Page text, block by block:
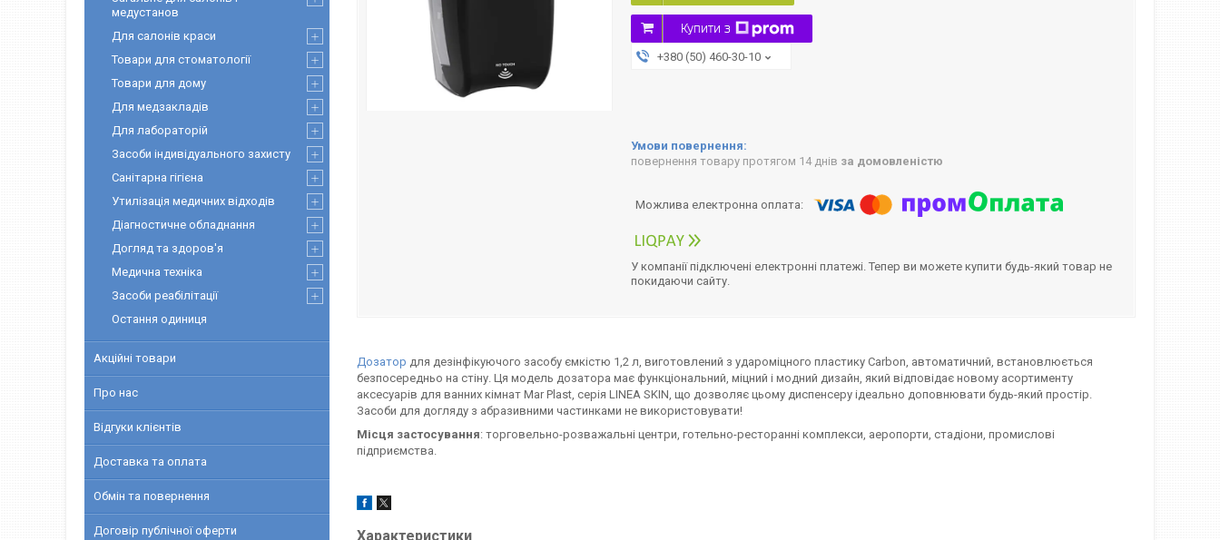
Купити з
+380 (50) 460-30-10
повернення товару протягом 14 днів за домовленістю
У компанії підключені електронні платежі. Тепер ви можете купити будь-який товар не
покидаючи сайту.
Дозатор для дезінфікуючого засобу ємкістю 1,2 л, виготовлений з удароміцного пластику Carbon, автоматичний, встановлюється
безпосередньо на стіну. Ця модель дозатора має функціональний, міцний і модний дизайн, який відповідає новому асортименту
аксесуарів для ванних кімнат Mar Plast, серія LINEA SKIN, що дозволяє цьому диспенсеру ідеально доповнювати будь-який простір.
Засоби для догляду з абразивними частинками не використовувати!
Місця застосування: торговельно-розважальні центри, готельно-ресторанні комплекси, аеропорти, стадіони, промислові
підприємства.
Характеристики
медустанов
Для салонів краси
Товари для стоматології
Товари для дому
Для медзакладів
Для лабораторій
Засоби індивідуального захисту
Санітарна гігієна
Утилізація медичних відходів
Діагностичне обладнання
Догляд та здоров'я
Медична техніка
Засоби реабілітації
Остання одиниця
Акційні товари
Про нас
Відгуки клієнтів
Доставка та оплата
Обмін та повернення
Договір публічної оферти